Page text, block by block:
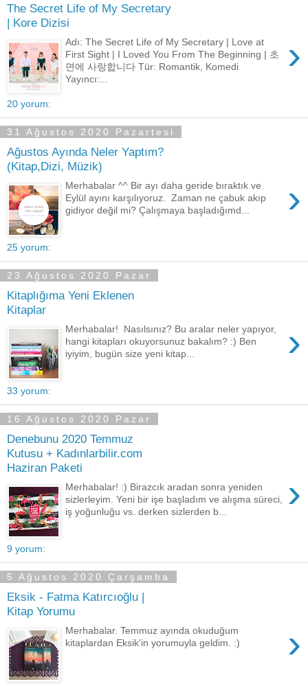
The Secret Life of My Secretary
| Kore Dizisi
›
Adı: The Secret Life of My Secretary | Love at
First Sight | I Loved You From The Beginning | 초
면에 사랑합니다 Tür: Romantik, Komedi
Yayıncı:...
20 yorum:
31 Ağustos 2020 Pazartesi
Ağustos Ayında Neler Yaptım?
(Kitap,Dizi, Müzik)
›
Merhabalar ^^ Bir ayı daha geride bıraktık ve
Eylül ayını karşılıyoruz. Zaman ne çabuk akıp
gidiyor değil mi? Çalışmaya başladığımd...
25 yorum:
23 Ağustos 2020 Pazar
Kitaplığıma Yeni Eklenen
Kitaplar
›
Merhabalar! Nasılsınız? Bu aralar neler yapıyor,
hangi kitapları okuyorsunuz bakalım? :) Ben
iyiyim, bugün size yeni kitap...
33 yorum:
16 Ağustos 2020 Pazar
Denebunu 2020 Temmuz
Kutusu + Kadınlarbilir.com
Haziran Paketi
›
Merhabalar! :) Birazcık aradan sonra yeniden
sizlerleyim. Yeni bir işe başladım ve alışma süreci,
iş yoğunluğu vs. derken sizlerden b...
9 yorum:
5 Ağustos 2020 Çarşamba
Eksik - Fatma Katırcıoğlu |
Kitap Yorumu
›
Merhabalar. Temmuz ayında okuduğum
kitaplardan Eksik'in yorumuyla geldim. :)